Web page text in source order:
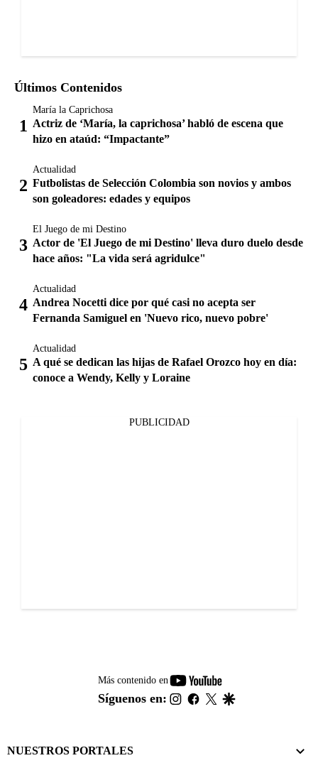
Últimos Contenidos
María la Caprichosa
Actriz de ‘María, la caprichosa’ habló de escena que
hizo en ataúd: “Impactante”
Actualidad
Futbolistas de Selección Colombia son novios y ambos
son goleadores: edades y equipos
El Juego de mi Destino
Actor de 'El Juego de mi Destino' lleva duro duelo desde
hace años: "La vida será agridulce"
Actualidad
Andrea Nocetti dice por qué casi no acepta ser
Fernanda Samiguel en 'Nuevo rico, nuevo pobre'
Actualidad
A qué se dedican las hijas de Rafael Orozco hoy en día:
conoce a Wendy, Kelly y Loraine
PUBLICIDAD
Más contenido en
youtube-
footer
Síguenos en: instagram
facebook
twitter
NUESTROS PORTALES